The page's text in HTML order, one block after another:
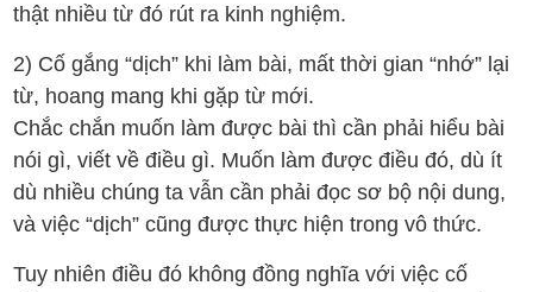
thật nhiều từ đó rút ra kinh nghiệm.
2️) Cố gắng “dịch” khi làm bài, mất thời gian “nhớ” lại
từ, hoang mang khi gặp từ mới.
Chắc chắn muốn làm được bài thì cần phải hiểu bài
nói gì, viết về điều gì. Muốn làm được điều đó, dù ít
dù nhiều chúng ta vẫn cần phải đọc sơ bộ nội dung,
và việc “dịch” cũng được thực hiện trong vô thức.
Tuy nhiên điều đó không đồng nghĩa với việc cố